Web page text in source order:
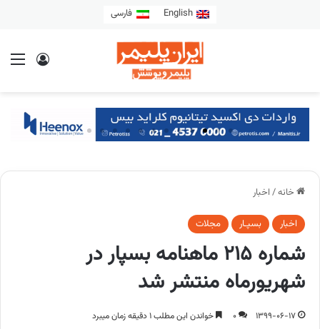
English فارسی
خانه/ اخبار
اخبار بسپـار مجلات
شماره 215 ماهنامه بسپار در
شهریورماه منتشر شد
1399-06-17
0 خواندن این مطلب 1 دقیقه زمان میبرد